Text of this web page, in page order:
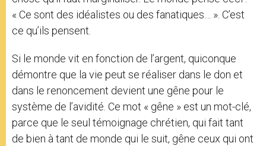
« Ce sont des idéalistes ou des fanatiques… ». C’est
ce qu’ils pensent.
Si le monde vit en fonction de l’argent, quiconque
démontre que la vie peut se réaliser dans le don et
dans le renoncement devient une gêne pour le
système de l’avidité. Ce mot « gêne » est un mot-clé,
parce que le seul témoignage chrétien, qui fait tant
de bien à tant de monde qui le suit, gêne ceux qui ont